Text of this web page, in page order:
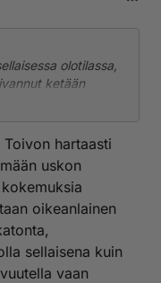
olotilassa,
ketään
ja odottamalla
hartaasti
uskon
oikeanlainen
sellaisena kuin
vaan